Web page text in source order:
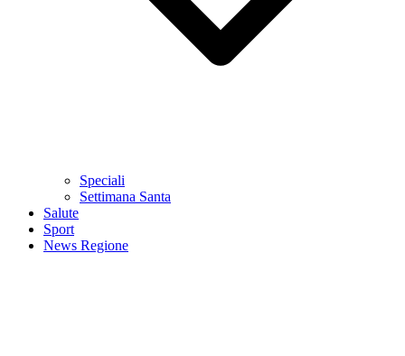
Speciali
Settimana Santa
Salute
Sport
News Regione